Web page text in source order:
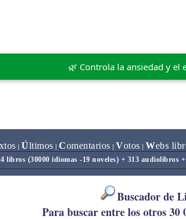
🌿 Controla la ansiedad y el
Últimos |Comentarios Votos Webs
libros (30000 idiomas -19 noveles) + 313 audiolibros
Buscador de
Para buscar entre los otros 30